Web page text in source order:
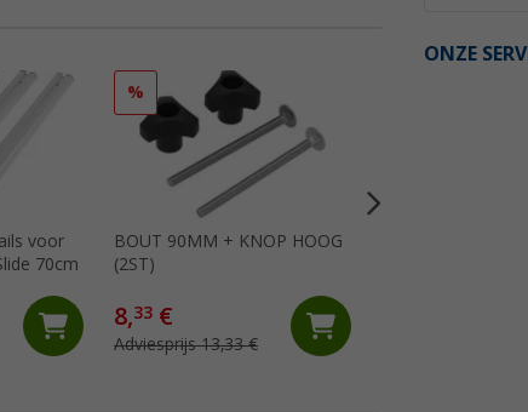
ONZE
voor
70cm
%
BOUT 90MM + KNOP HOOG
(2ST)
8,33 €
Adviesprijs 13,33 €